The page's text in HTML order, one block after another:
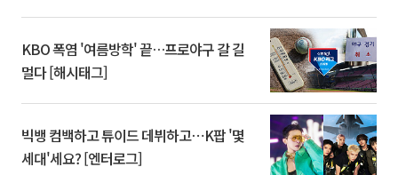
KBO 폭염 '여름방학' 끝…프로야구 갈 길
멀다 [해시태그]
빅뱅 컴백하고 튜이드 데뷔하고⋯K팝 '몇
세대'세요? [엔터로그]